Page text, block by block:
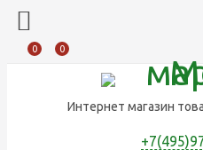
0 0
Интернет магазин